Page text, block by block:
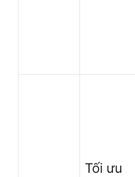
Tối ưu